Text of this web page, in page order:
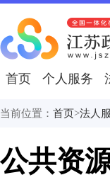
首页 个人服务
当前位置： 首页>法人
公共资